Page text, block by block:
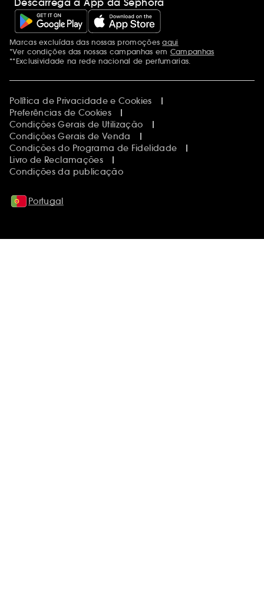
Menções adicionais
Marcas excluídas das nossas promoçõesaqui
*Ver condições das nossas campanhas em Campanhas
**Exclusividade na rede nacional de perfumarias.
Política de Privacidade e Cookies
Preferências de Cookies
Condições Gerais de Utilização
Condições Gerais de Venda
Condições do Programa de Fidelidade
Livro de Reclamações
Condições da publicação
Portugal